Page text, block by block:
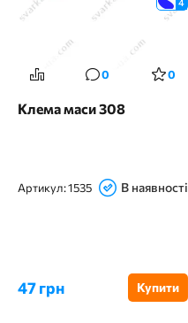
0 0
Клема маси 308
Артикул:1535 В наявності
47 грн Купити